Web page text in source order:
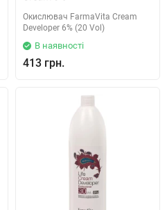
Окислювач FarmaVita Cream
Developer 6% (20 Vol)
В наявності
413 грн.